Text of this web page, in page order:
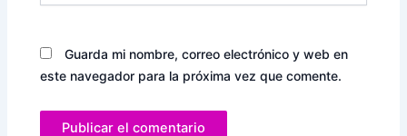
Guarda mi nombre, correo electrónico y web en
este navegador para la próxima vez que comente.